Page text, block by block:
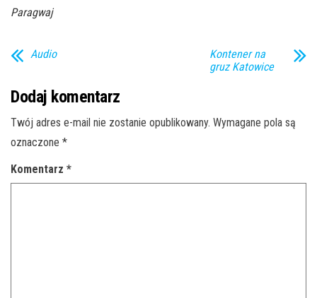
Paragwaj
Audio
Kontener na
gruz Katowice
Dodaj komentarz
Twój adres e-mail nie zostanie opublikowany. Wymagane pola są
oznaczone *
Komentarz *